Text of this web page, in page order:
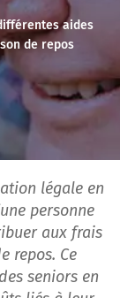
aides
de repos
légale en
personne
aux frais
repos. Ce
seniors en